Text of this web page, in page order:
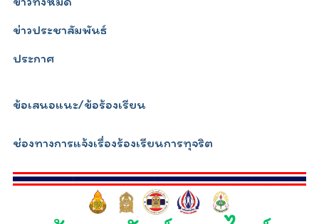
ข่าวประชาสัมพันธ์
ประกาศ
ข้อเสนอแนะ/ข้อร้องเรียน
ช่องทางการแจ้งเรื่องร้องเรียนการทุจริต